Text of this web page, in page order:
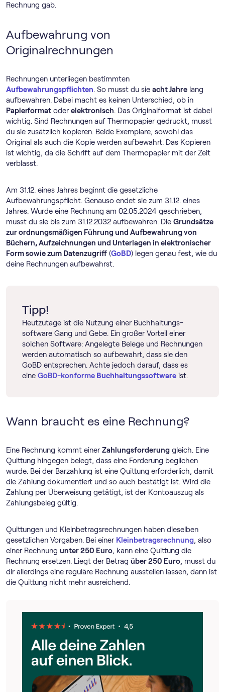
Rechnung gab.
Aufbewahrung von
Originalrechnungen
Rechnungen unterliegen bestimmten
Aufbewahrungspflichten. So musst du sie acht Jahre lang
aufbewahren. Dabei macht es keinen Unterschied, ob in
Papierformat oderelektronisch. Das Originalformat ist dabei
wichtig. Sind Rechnungen auf Thermopapier gedruckt, musst
du sie zusätzlich kopieren. Beide Exemplare, sowohl das
Original als auch die Kopie werden aufbewahrt. Das Kopieren
ist wichtig, da die Schrift auf dem Thermopapier mit der Zeit
verblasst.
Am 31.12. eines Jahres beginnt die gesetzliche
Aufbewahrungspflicht. Genauso endet sie zum 31.12. eines
Jahres. Wurde eine Rechnung am 02.05.2024 geschrieben,
musst du sie bis zum 31.12.2032 aufbewahren. Die Grundsätze
zur ordnungsmäßigen Führung und Aufbewahrung von
Büchern, Aufzeichnungen und Unterlagen in elektronischer
Form sowie zum Datenzugriff (GoBD) legen genau fest, wie du
deine Rechnungen aufbewahrst.
Tipp!
Heutzutage ist die Nutzung einer Buch­haltungs­
software Gang und Gebe. Ein großer Vorteil einer
solchen Software: Angelegte Belege und Rechnungen
werden automatisch so aufbewahrt, dass sie den
GoBD entsprechen. Achte jedoch darauf, dass es
eine GoBD-konforme Buch­haltungs­software ist.
Wann braucht es eine Rechnung?
Eine Rechnung kommt einerZahlungsforderung gleich. Eine
Quittung hingegen belegt, dass eine Forderung beglichen
wurde. Bei der Barzahlung ist eine Quittung erforderlich, damit
die Zahlung dokumentiert und so auch bestätigt ist. Wird die
Zahlung per Überweisung getätigt, ist der Kontoauszug als
Zahlungsbeleg gültig.
Quittungen und Kleinbetragsrechnungen haben dieselben
gesetzlichen Vorgaben. Bei einer Kleinbetragsrechnung, also
einer Rechnung unter 250 Euro, kann eine Quittung die
Rechnung ersetzen. Liegt der Betrag über 250 Euro, musst du
dir allerdings eine reguläre Rechnung ausstellen lassen, dann ist
die Quittung nicht mehr ausreichend.